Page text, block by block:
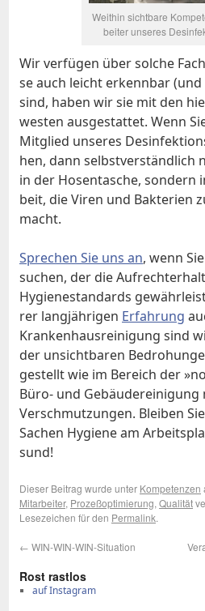
Weit­hin sicht­ba­re
bei­ter un­se­res
Wir ver­fü­gen über sol­che
se auch leicht er­kenn­bar
sind, ha­ben wir sie mit den
we­sten aus­ge­stat­tet. Wenn
Mit­glied un­se­res
hen, dann selbst­ver­ständ­lich
in der Ho­sen­ta­sche, son­dern
beit, die Vi­ren und Bak­te­ri­en
macht.
Spre­chen Sie uns an, wenn
su­chen, der die
Hy­gie­ne­stan­dards
rer lang­jäh­ri­gen Er­fah­rung
Kran­ken­haus­rei­ni­gung sind
der un­sicht­ba­ren
ge­stellt wie im Be­reich der
Bü­ro- und
Ver­schmut­zun­gen. Blei­ben
Sa­chen Hy­gie­ne am
sund!
Dieser Beitrag wurde unter Kompetenzen
Mitarbeiter, Prozeßoptimierung, Qualität
Lesezeichen für den Permalink.
← WIN-WIN-WIN-Si­tua­ti­on
Rost rast­los
auf Instagram